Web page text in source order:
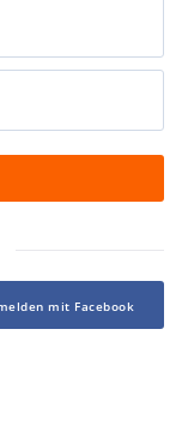
Login with Facebook